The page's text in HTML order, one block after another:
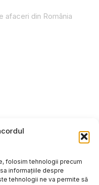
folosim tehnologii precum
informațiile despre
tehnologii ne va permite să
afaceri din România